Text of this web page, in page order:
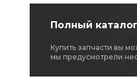
Полный
Купить запчасти вы
мы предусмотрели